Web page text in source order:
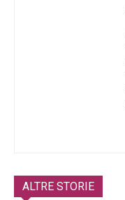
ALTRE STORIE